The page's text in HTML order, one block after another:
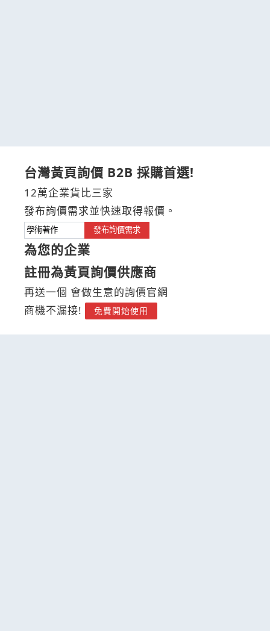
台灣黃頁詢價 B2B 採購首選!
12萬企業貨比三家
發布詢價需求並快速取得報價。
發布詢價需求
為您的企業
註冊為黃頁詢價供應商
再送一個 會做生意的詢價官網
商機不漏接!
免費開始使用